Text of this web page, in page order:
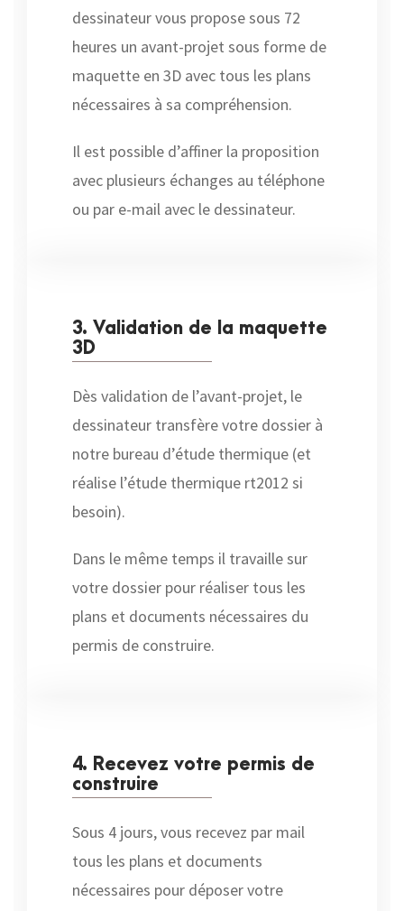
dessinateur vous propose sous 72
heures un avant-projet sous forme de
maquette en 3D avec tous les plans
nécessaires à sa compréhension.
Il est possible d’affiner la proposition
avec plusieurs échanges au téléphone
ou par e-mail avec le dessinateur.
3. Validation de la maquette
3D
Dès validation de l’avant-projet, le
dessinateur transfère votre dossier à
notre bureau d’étude thermique (et
réalise l’étude thermique rt2012 si
besoin).
Dans le même temps il travaille sur
votre dossier pour réaliser tous les
plans et documents nécessaires du
permis de construire.
4. Recevez votre permis de
construire
Sous 4 jours, vous recevez par mail
tous les plans et documents
nécessaires pour déposer votre